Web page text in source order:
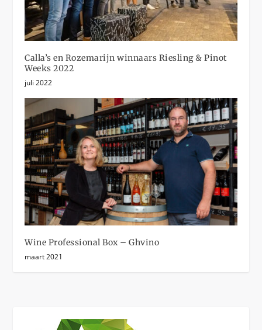
Calla’s en Rozemarijn winnaars Riesling & Pinot
Weeks 2022
juli 2022
Wine Professional Box – Ghvino
maart 2021